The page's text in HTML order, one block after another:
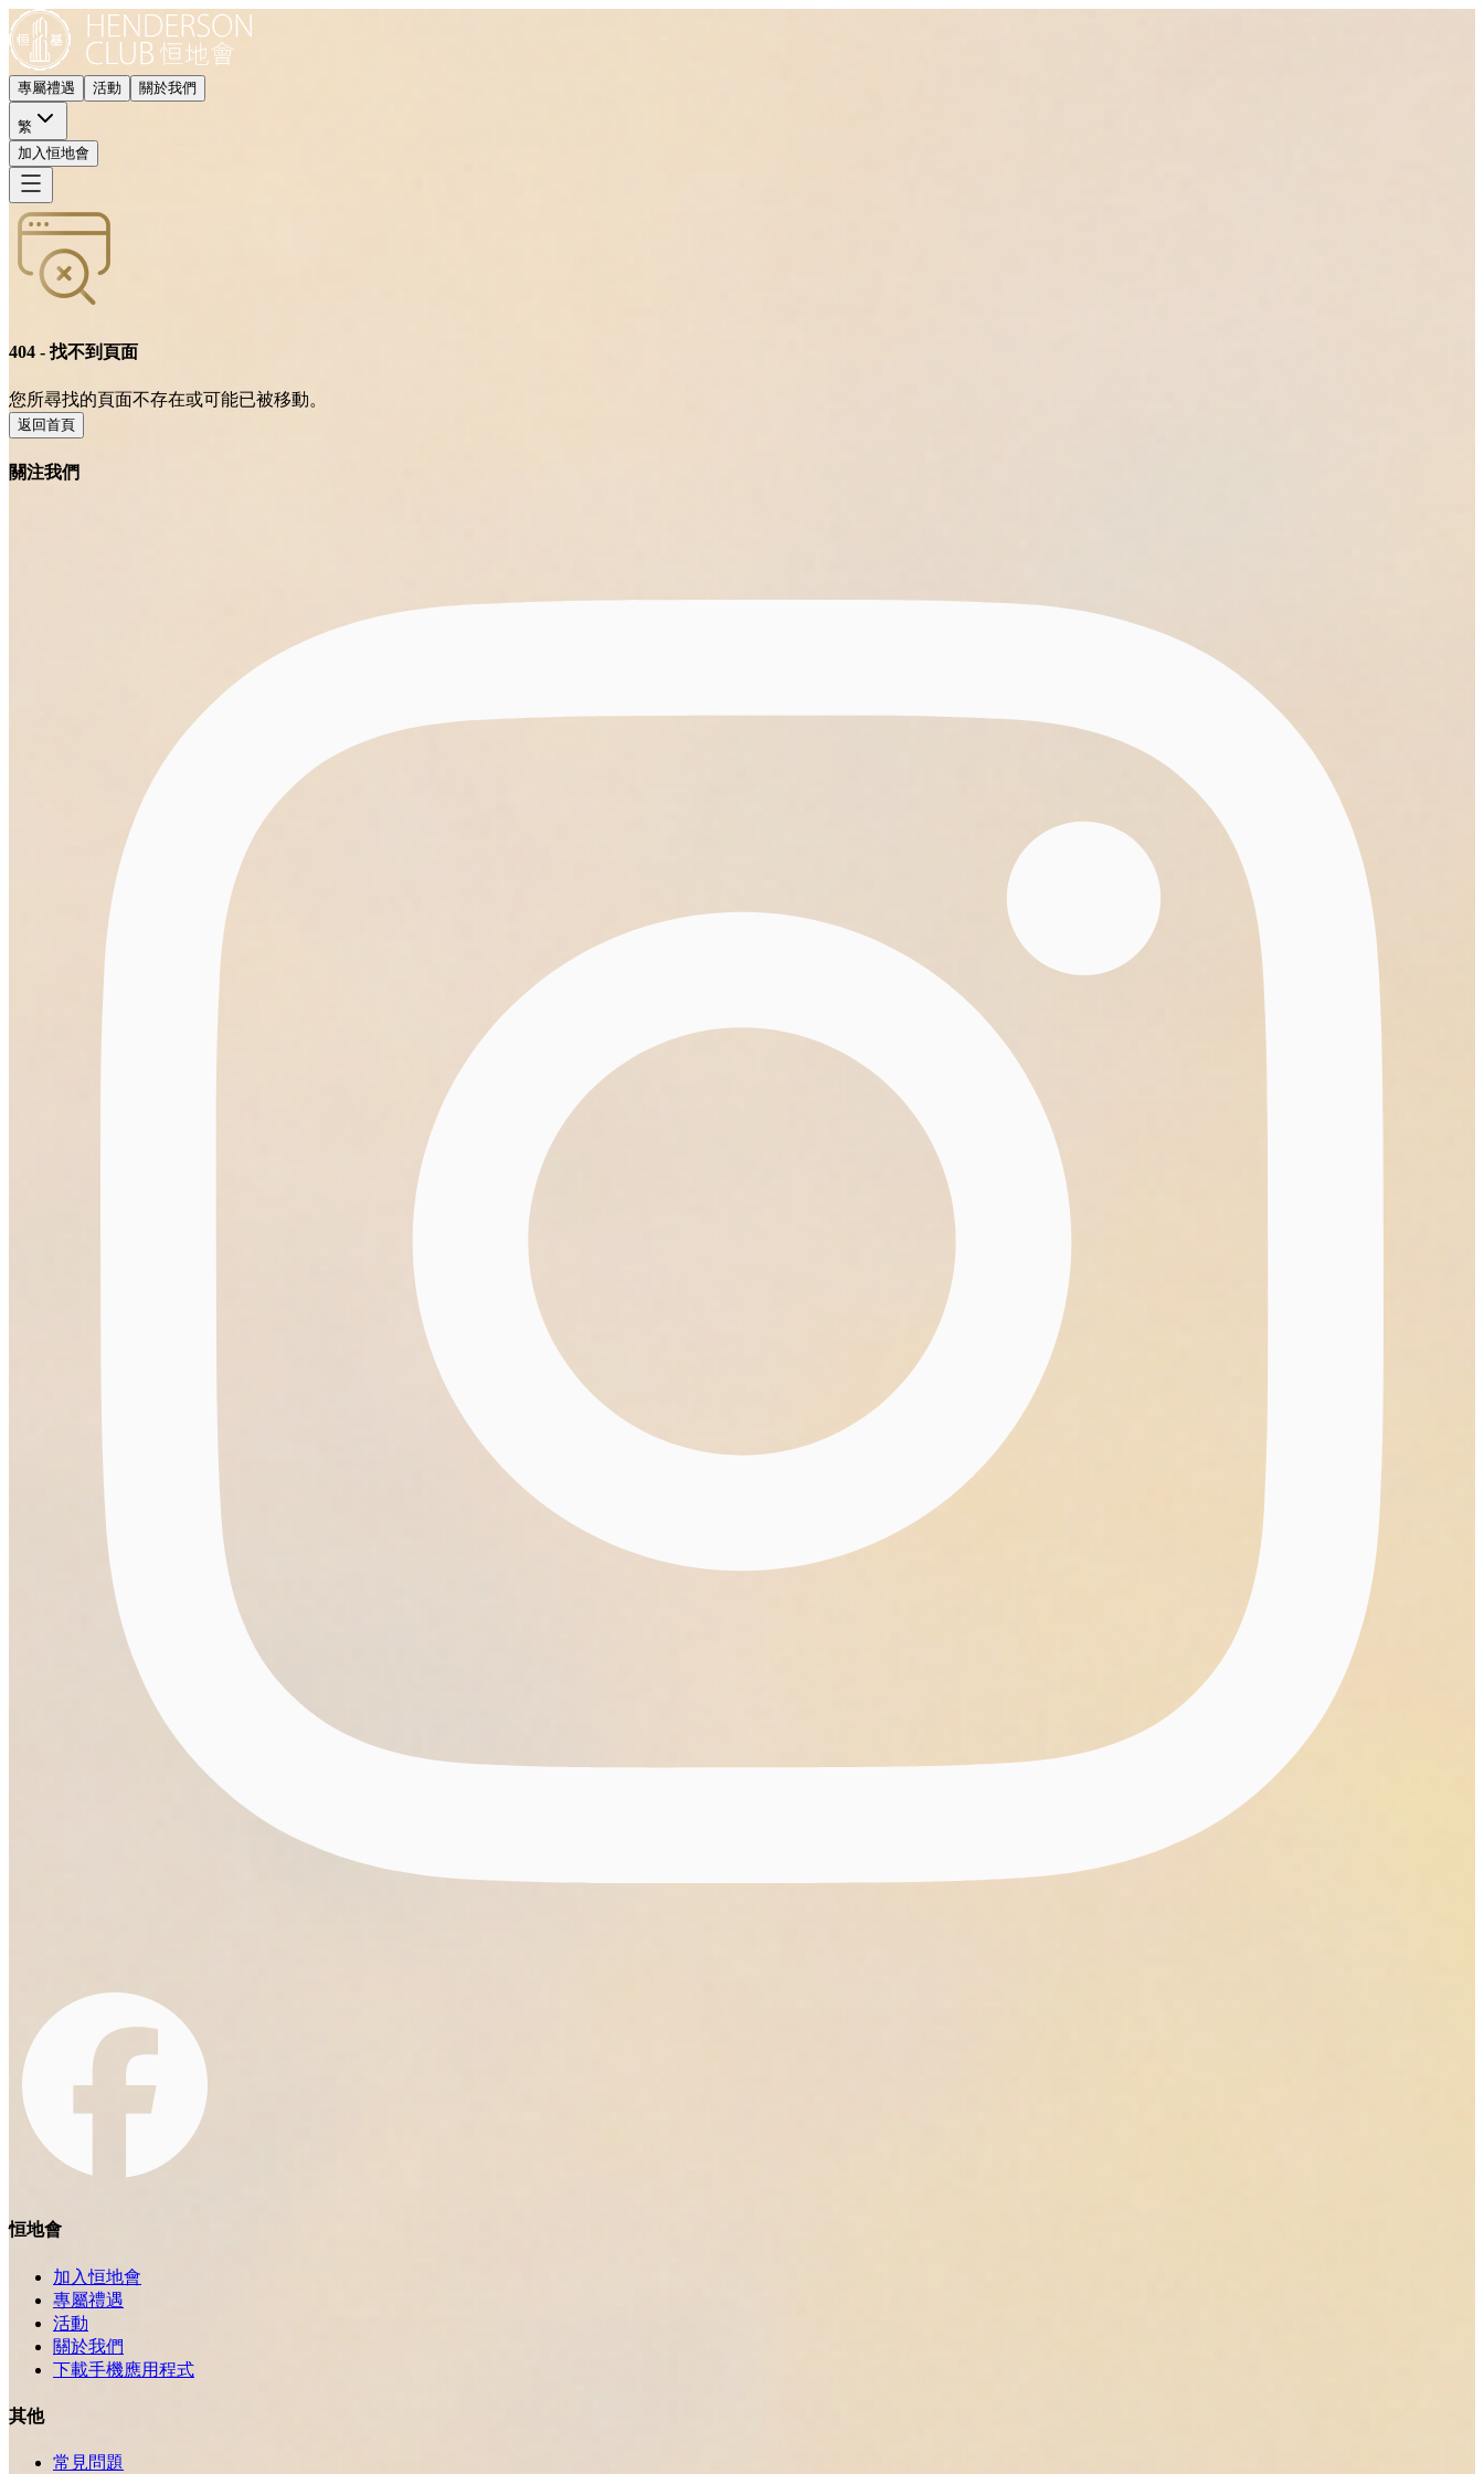
專屬禮遇 活動 關於我們
繁
加入恒地會
404 - 找不到頁面
您所尋找的頁面不存在或可能已被移動。
返回首頁
關注我們
恒地會
加入恒地會
專屬禮遇
活動
關於我們
下載手機應用程式
其他
常見問題